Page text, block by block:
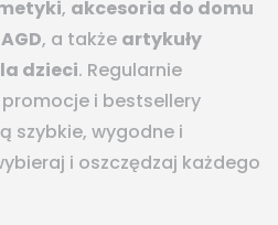
, akcesoria do domu
, a także artykuły
dzieci. Regularnie
i bestsellery
szybkie, wygodne i
i oszczędzaj każdego